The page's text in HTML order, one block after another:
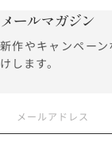
メールマガジン
新作やキャンペー
けします。